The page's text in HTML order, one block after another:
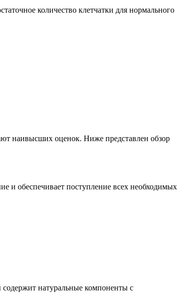
количество клетчатки для нормального
наивысших оценок. Ниже представлен обзор
и обеспечивает поступление всех необходимых
натуральные компоненты с